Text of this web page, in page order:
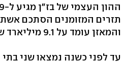
והמאזן עומד על 9.1 מיליארד שקלים.
עד לפני כשנה נמצאו שני